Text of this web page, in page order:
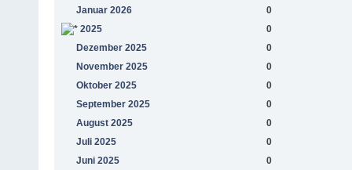
Januar 2026
0
2025
0
Dezember 2025
0
November 2025
0
Oktober 2025
0
September 2025
0
August 2025
0
Juli 2025
0
Juni 2025
0